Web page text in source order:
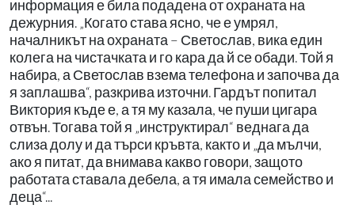
информация е била подадена от охраната на
дежурния. „Когато става ясно, че е умрял,
началникът на охраната – Светослав, вика един
колега на чистачката и го кара да й се обади. Той я
набира, а Светослав взема телефона и започва да
я заплашва“, разкрива източни. Гардът попитал
Виктория къде е, а тя му казала, че пуши цигара
отвън. Тогава той я „инструктирал“ веднага да
слиза долу и да търси кръвта, както и „да мълчи,
ако я питат, да внимава какво говори, защото
работата ставала дебела, а тя имала семейство и
деца“...